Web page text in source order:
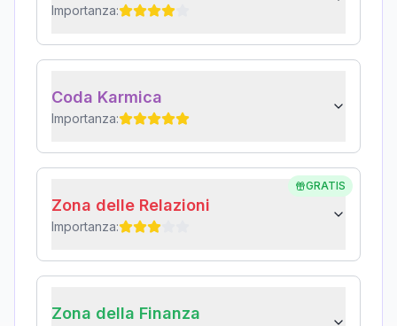
Importanza:
Coda Karmica
Importanza:
GRATIS
Zona delle Relazioni
Importanza:
Zona della Finanza